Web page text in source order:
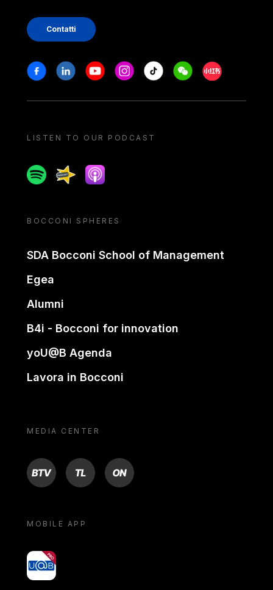
Contatti
Stay in touch
FacebookLinkedinYoutubeInstagram
Tiktok WeechatXiaohongshu/
LISTEN TO OUR PODCAST
SpotifySpreakerApple podcast
BOCCONI SPHERES
SDA Bocconi School of Management
Egea
Alumni
B4i - Bocconi for innovation
yoU@B Agenda
Lavora in Bocconi
MEDIA CENTER
BTV TL ON
MOBILE APP
yoU@B